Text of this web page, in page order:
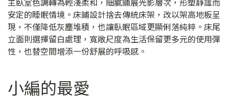
安定的睡眠情境。床鋪設計捨去傳統床架，改以架高地板呈
現，不僅降低灰塵堆積，也讓臥眠區域更顯俐落純粹。床尾
立面則選擇留白處理，寬敞尺度為生活保留更多元的使用彈
性，也替空間增添一份舒展的呼吸感。
小編的最愛